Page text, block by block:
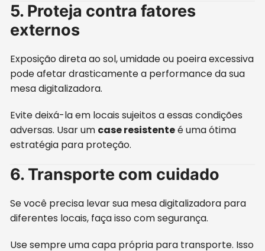
5. Proteja contra fatores
externos
Exposição direta ao sol, umidade ou poeira excessiva
pode afetar drasticamente a performance da sua
mesa digitalizadora.
Evite deixá-la em locais sujeitos a essas condições
adversas. Usar um case resistenteé uma ótima
estratégia para proteção.
6. Transporte com cuidado
Se você precisa levar sua mesa digitalizadora para
diferentes locais, faça isso com segurança.
Use sempre uma capa própria para transporte. Isso